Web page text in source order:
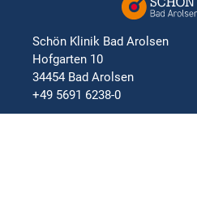
Schön Klinik Bad Arolsen
Hofgarten 10
34454 Bad Arolsen
+49 5691 6238-0